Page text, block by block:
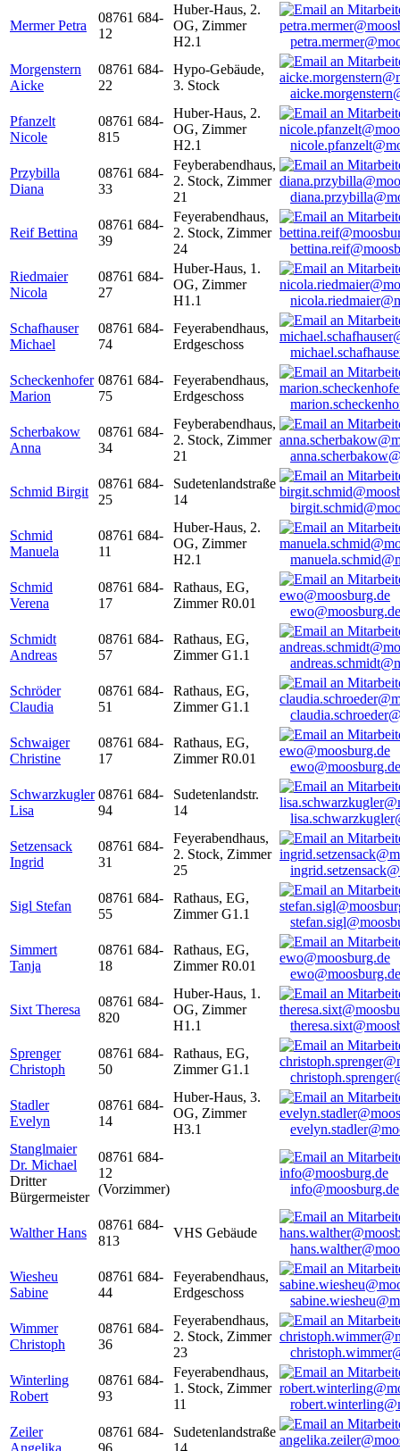
Mermer Petra
08761 684-
12
Huber-Haus, 2.
OG, Zimmer
H2.1
Morgenstern
Aicke
08761 684-
22
Hypo-Gebäude,
3. Stock
Pfanzelt
Nicole
08761 684-
815
Huber-Haus, 2.
OG, Zimmer
H2.1
Przybilla
Diana
08761 684-
33
Feyberabendhaus,
2. Stock, Zimmer
21
Reif Bettina
08761 684-
39
Feyerabendhaus,
2. Stock, Zimmer
24
Riedmaier
Nicola
08761 684-
27
Huber-Haus, 1.
OG, Zimmer
H1.1
Schafhauser
Michael
08761 684-
74
Feyerabendhaus,
Erdgeschoss
Scheckenhofer
Marion
08761 684-
75
Feyerabendhaus,
Erdgeschoss
Scherbakow
Anna
08761 684-
34
Feyberabendhaus,
2. Stock, Zimmer
21
Schmid Birgit
08761 684-
25
Sudetenlandstraße
14
Schmid
Manuela
08761 684-
11
Huber-Haus, 2.
OG, Zimmer
H2.1
Schmid
Verena
08761 684-
17
Rathaus, EG,
Zimmer R0.01
ewo@moosburg.de
Schmidt
Andreas
08761 684-
57
Rathaus, EG,
Zimmer G1.1
Schröder
Claudia
08761 684-
51
Rathaus, EG,
Zimmer G1.1
Schwaiger
Christine
08761 684-
17
Rathaus, EG,
Zimmer R0.01
ewo@moosburg.de
Schwarzkugler
Lisa
08761 684-
94
Sudetenlandstr.
14
Setzensack
Ingrid
08761 684-
31
Feyerabendhaus,
2. Stock, Zimmer
25
Sigl Stefan
08761 684-
55
Rathaus, EG,
Zimmer G1.1
Simmert
Tanja
08761 684-
18
Rathaus, EG,
Zimmer R0.01
ewo@moosburg.de
Sixt Theresa
08761 684-
820
Huber-Haus, 1.
OG, Zimmer
H1.1
Sprenger
Christoph
08761 684-
50
Rathaus, EG,
Zimmer G1.1
Stadler
Evelyn
08761 684-
14
Huber-Haus, 3.
OG, Zimmer
H3.1
Stanglmaier
Dr. Michael
Dritter
Bürgermeister
08761 684-
12
(Vorzimmer)
info@moosburg.de
Walther Hans
08761 684-
813
VHS Gebäude
Wiesheu
Sabine
08761 684-
44
Feyerabendhaus,
Erdgeschoss
Wimmer
Christoph
08761 684-
36
Feyerabendhaus,
2. Stock, Zimmer
23
Winterling
Robert
08761 684-
93
Feyerabendhaus,
1. Stock, Zimmer
11
Zeiler
Angelika
08761 684-
96
Sudetenlandstraße
14